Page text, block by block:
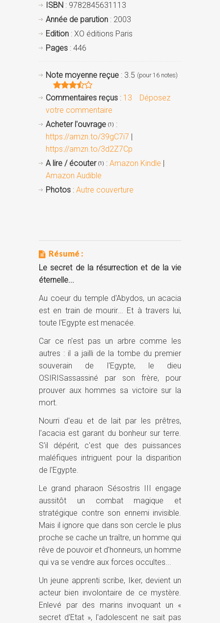
ISBN : 9782845631113
Année de parution : 2003
Edition : XO éditions Paris
Pages : 446
Note moyenne reçue : 3.5 (pour 16 notes)
Commentaires reçus : 13
Déposez
votre commentaire
Acheter l'ouvrage (1) :
https://amzn.to/39gC7i7
https://amzn.to/3d2Z7Cp
A lire / écouter (1) : Amazon Kindle
Amazon Audible
Photos : Autre couverture
Résumé :
Le secret de la résurrection et de la vie
éternelle...
Au coeur du temple d'Abydos, un acacia
est en train de mourir... Et à travers lui,
toute l'Egypte est menacée.
Car ce n'est pas un arbre comme les
autres : il a jailli de la tombe du premier
souverain de l'Egypte, le dieu
OSIRISassassiné par son frère, pour
prouver aux hommes sa victoire sur la
mort.
Nourri d'eau et de lait par les prêtres,
l'acacia est garant du bonheur sur terre.
S'il dépérit, c'est que des puissances
maléfiques intriguent pour la disparition
de l'Egypte.
Le grand pharaon Sésostris III engage
aussitôt un combat magique et
stratégique contre son ennemi invisible.
Mais il ignore que dans son cercle le plus
proche se cache un traître, un homme qui
rêve de pouvoir et d'honneurs, un homme
qui va se vendre aux forces occultes...
Un jeune apprenti scribe, Iker, devient un
acteur bien involontaire de ce mystère.
Enlevé par des marins invoquant un «
secret d'Etat », l'adolescent ne sait pas